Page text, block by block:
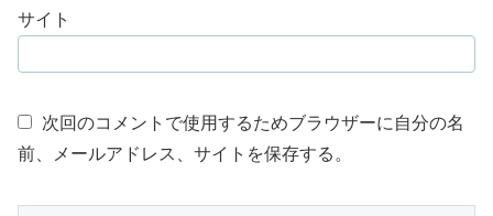
サイト
次回のコメントで使用するためブラウザーに自分の名
前、メールアドレス、サイトを保存する。